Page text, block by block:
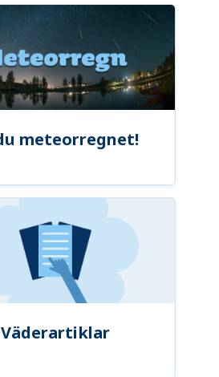
meteorregnet!
Väderartiklar